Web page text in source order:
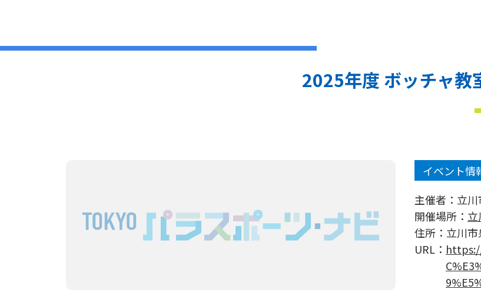
2025年度 ボッチャ教
イベント情
主催者： 立
開催場所：
住所： 立川
URL：